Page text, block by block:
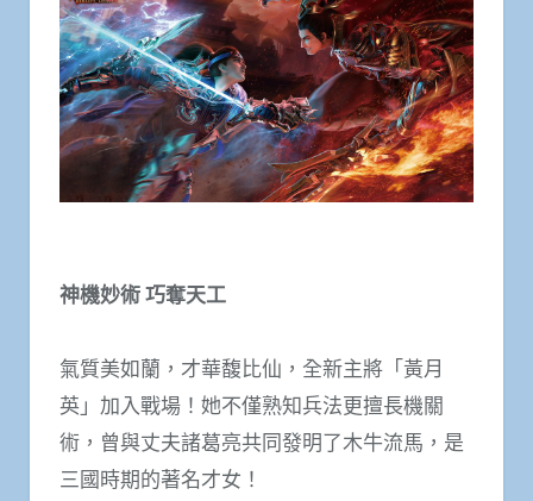
神機妙術 巧奪天工
氣質美如蘭，才華馥比仙，全新主將「黃月
英」加入戰場！她不僅熟知兵法更擅長機關
術，曾與丈夫諸葛亮共同發明了木牛流馬，是
三國時期的著名才女！